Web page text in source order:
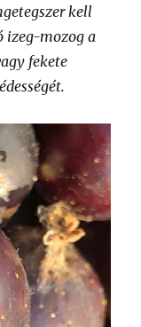
kell
izeg-mozog a
fekete